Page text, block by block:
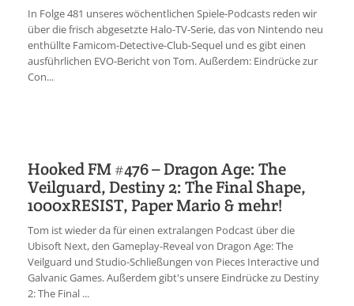
Jobs
Discord
In Folge 481 unseres wöchentlichen Spiele-Podcasts reden wir
über die frisch abgesetzte Halo-TV-Serie, das von Nintendo neu
enthüllte Famicom-Detective-Club-Sequel und es gibt einen
ausführlichen EVO-Bericht von Tom. Außerdem: Eindrücke zur
Con...
Hooked FM #476 – Dragon Age: The
Veilguard, Destiny 2: The Final Shape,
1000xRESIST, Paper Mario & mehr!
Tom ist wieder da für einen extralangen Podcast über die
Ubisoft Next, den Gameplay-Reveal von Dragon Age: The
Veilguard und Studio-Schließungen von Pieces Interactive und
Galvanic Games. Außerdem gibt's unsere Eindrücke zu Destiny
2: The Final ...